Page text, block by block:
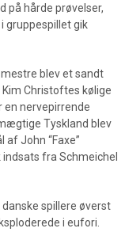
på hårde prøvelser,
gruppespillet gik
blev et sandt
Christoftes kølige
nervepirrende
Tyskland blev
John “Faxe”
fra Schmeichel
spillere øverst
i eufori.